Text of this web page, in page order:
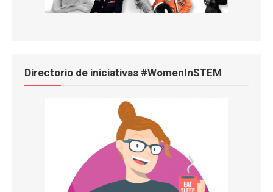
Directorio de iniciativas #WomenInSTEM